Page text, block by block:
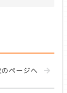
のページへ